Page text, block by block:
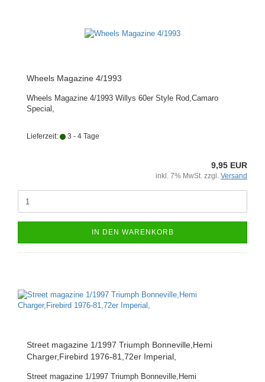
Wheels Magazine 4/1993
Wheels Magazine 4/1993 Willys 60er Style Rod,Camaro
Special,
Lieferzeit: 3 - 4 Tage
9,95 EUR
inkl. 7% MwSt. zzgl. Versand
IN DEN WARENKORB
Street magazine 1/1997 Triumph Bonneville,Hemi
Charger,Firebird 1976-81,72er Imperial,
Street magazine 1/1997 Triumph Bonneville,Hemi